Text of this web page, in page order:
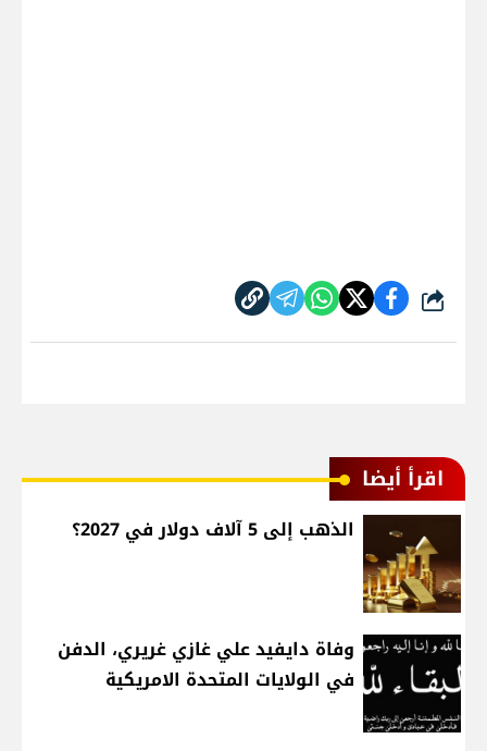
شارك
اقرأ أيضا
الذهب إلى 5 آلاف دولار في 2027؟
وفاة دايفيد علي غازي غريري، الدفن
في الولايات المتحدة الامريكية